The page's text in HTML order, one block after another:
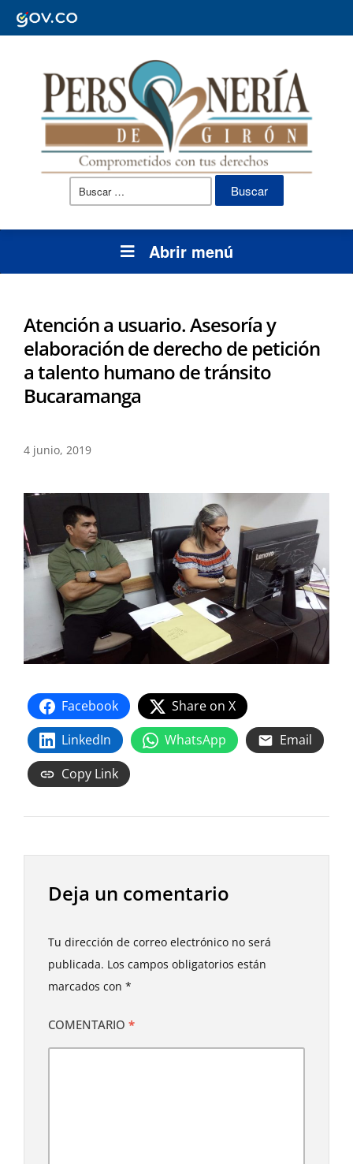
Buscar:
Abrir menú
Atención a usuario. Asesoría y
elaboración de derecho de petición
a talento humano de tránsito
Bucaramanga
4 junio, 2019
Facebook
Share on X
LinkedIn
WhatsApp
Email
Copy Link
Deja un comentario
Tu dirección de correo electrónico no será
publicada. Los campos obligatorios están
marcados con *
COMENTARIO *